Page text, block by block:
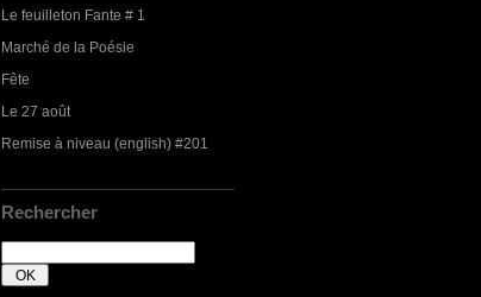
Le feuilleton Fante # 1
Marché de la Poésie
Fête
Le 27 août
Remise à niveau (english) #201
Rechercher